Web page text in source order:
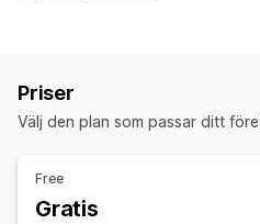
Programvara
Priser
Välj den plan som passar ditt
Free
Gratis